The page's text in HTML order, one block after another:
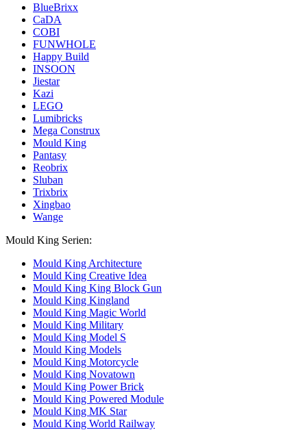
BlueBrixx
CaDA
COBI
FUNWHOLE
Happy Build
INSOON
Jiestar
Kazi
LEGO
Lumibricks
Mega Construx
Mould King
Pantasy
Reobrix
Sluban
Trixbrix
Xingbao
Wange
Mould King Serien:
Mould King Architecture
Mould King Creative Idea
Mould King King Block Gun
Mould King Kingland
Mould King Magic World
Mould King Military
Mould King Model S
Mould King Models
Mould King Motorcycle
Mould King Novatown
Mould King Power Brick
Mould King Powered Module
Mould King MK Star
Mould King World Railway